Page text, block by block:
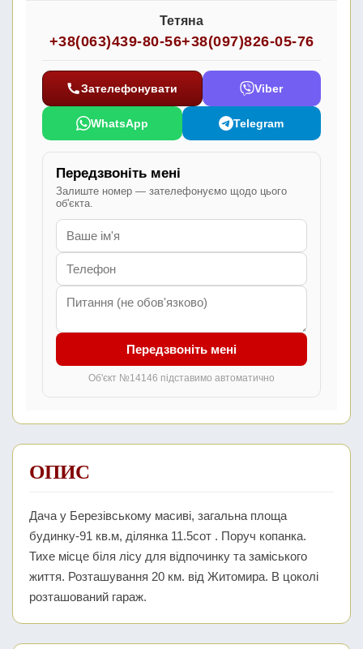
Тетяна
+38(063)439-80-56+38(097)826-05-76
Зателефонувати Viber
WhatsApp Telegram
Передзвоніть мені
Залиште номер — зателефонуємо щодо цього
об'єкта.
Передзвоніть мені
Об'єкт №14146 підставимо автоматично
ОПИС
Дача у Березівському масиві, загальна площа
будинку-91 кв.м, ділянка 11.5сот . Поруч копанка.
Тихе місце біля лісу для відпочинку та заміського
життя. Розташування 20 км. від Житомира. В цоколі
розташований гараж.